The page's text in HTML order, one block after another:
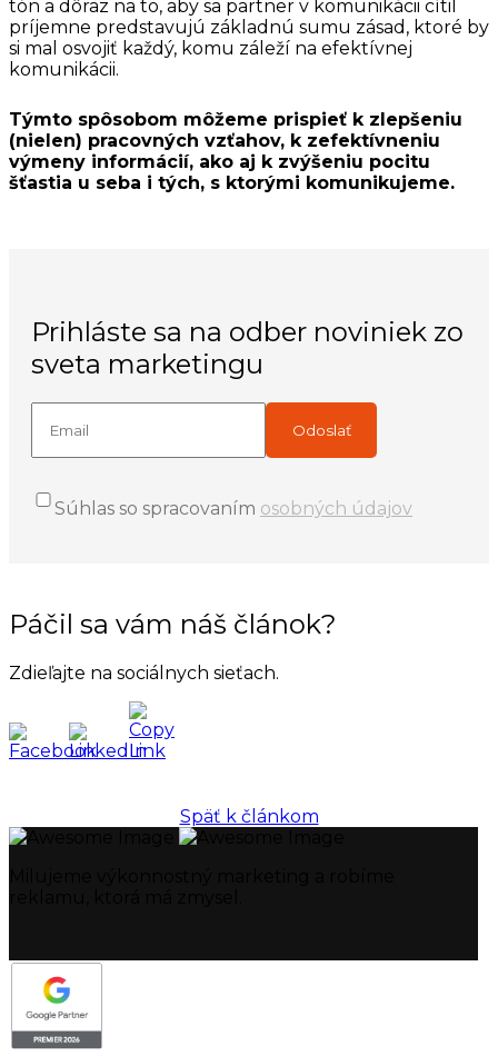
tón a dôraz na to, aby sa partner v komunikácii cítil
príjemne predstavujú základnú sumu zásad, ktoré by
si mal osvojiť každý, komu záleží na efektívnej
komunikácii.
Týmto spôsobom môžeme prispieť k zlepšeniu
(nielen) pracovných vzťahov, k zefektívneniu
výmeny informácií, ako aj k zvýšeniu pocitu
šťastia u seba i tých, s ktorými komunikujeme.
Prihláste sa na odber noviniek zo
sveta marketingu
Súhlas so spracovaním osobných údajov
Páčil sa vám náš článok?
Zdieľajte na sociálnych sieťach.
Späť k článkom